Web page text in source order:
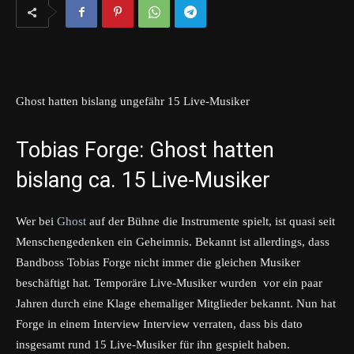
Ghost hatten bislang ungefähr 15 Live-Musiker
Tobias Forge: Ghost hatten
bislang ca. 15 Live-Musiker
Wer bei Ghost auf der Bühne die Instrumente spielt, ist quasi seit
Menschengedenken ein Geheimnis. Bekannt ist allerdings, dass
Bandboss Tobias Forge nicht immer die gleichen Musiker
beschäftigt hat. Temporäre Live-Musiker wurden vor ein paar
Jahren durch eine Klage ehemaliger Mitglieder bekannt. Nun hat
Forge in einem Interview Interview verraten, dass bis dato
insgesamt rund 15 Live-Musiker für ihn gespielt haben.